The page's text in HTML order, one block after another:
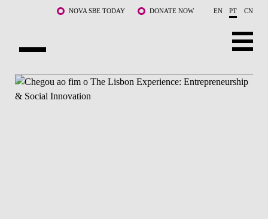
Saltar para o conteúdo principalNOVA SBE TODAY DONATE NOW EN PT CN
SOBRE NÓS